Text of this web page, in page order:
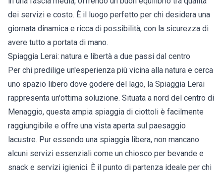
dei servizi e costo. È il luogo perfetto per chi desidera una
giornata dinamica e ricca di possibilità, con la sicurezza di
avere tutto a portata di mano.
Spiaggia Lerai: natura e libertà a due passi dal centro
Per chi predilige un'esperienza più vicina alla natura e cerca
uno spazio libero dove godere del lago, la Spiaggia Lerai
rappresenta un'ottima soluzione. Situata a nord del centro di
Menaggio, questa ampia spiaggia di ciottoli è facilmente
raggiungibile e offre una vista aperta sul paesaggio
lacustre. Pur essendo una spiaggia libera, non mancano
alcuni servizi essenziali come un chiosco per bevande e
snack e servizi igienici. È il punto di partenza ideale per chi